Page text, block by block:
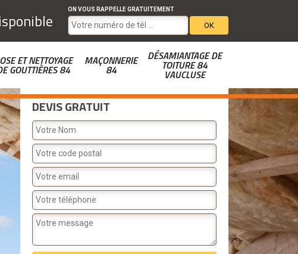
ON VOUS RAPPELLE GRATUITEMENT
ET NETTOYAGE
GOUTTIÈRES 84
MAÇONNERIE
84
DÉSAMIANTAGE DE
TOITURE 84
VAUCLUSE
DEVIS GRATUIT